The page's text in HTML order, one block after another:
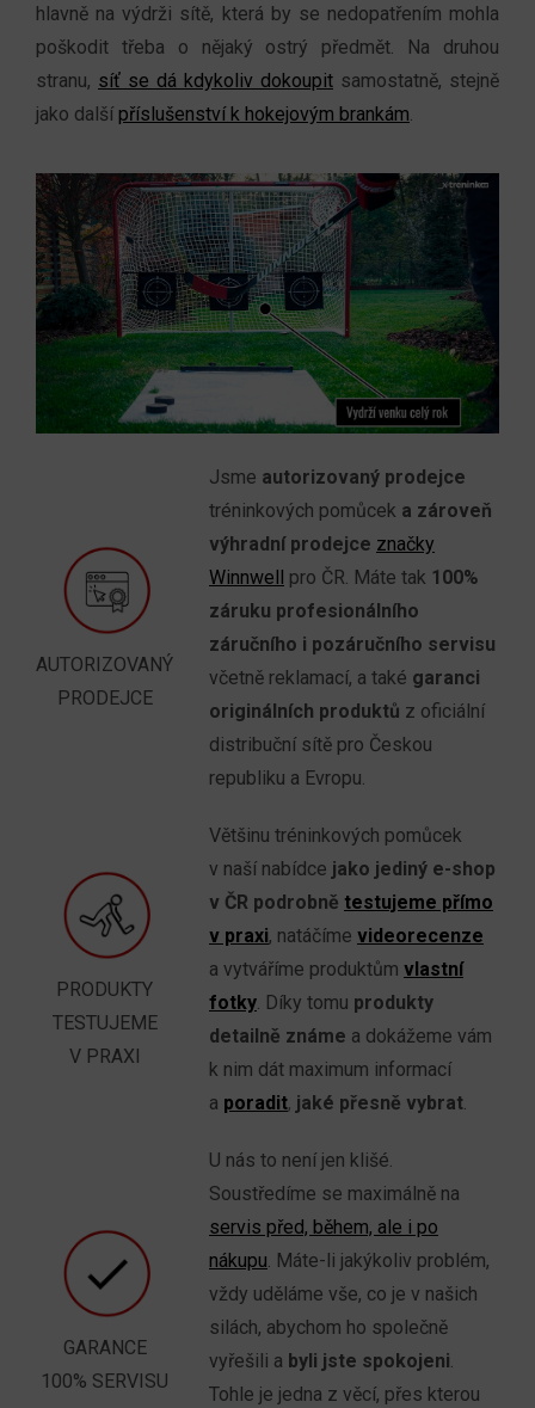
hlavně na výdrži sítě, která by se nedopatřením mohla
poškodit třeba o nějaký ostrý předmět. Na druhou
stranu, síť se dá kdykoliv dokoupit samostatně, stejně
jako další příslušenství k hokejovým brankám
AUTORIZOVANÝ
PRODEJCE
Jsme autorizovaný prodejce
tréninkových pomůcek a zároveň
výhradní prodejce značky
Winnwell pro ČR. Máte tak 100%
záruku profesionálního
záručního i pozáručního servisu
včetně reklamací, a také garanci
originálních produktů z oficiální
distribuční sítě pro Českou
republiku a Evropu.
PRODUKTY
TESTUJEME
V PRAXI
Většinu tréninkových pomůcek
v naší nabídce jako jediný e-shop
v ČR podrobně testujeme přímo
v praxi, natáčíme videorecenze
a vytváříme produktům vlastní
fotky. Díky tomu produkty
detailně známe a dokážeme vám
k nim dát maximum informací
a poradit, jaké přesně vybrat.
GARANCE
100% SERVISU
U nás to není jen klišé.
Soustředíme se maximálně na
servis před, během, ale i po
nákupu. Máte-li jakýkoliv problém,
vždy uděláme vše, co je v našich
silách, abychom ho společně
vyřešili a byli jste spokojeni.
Tohle je jedna z věcí, přes kterou